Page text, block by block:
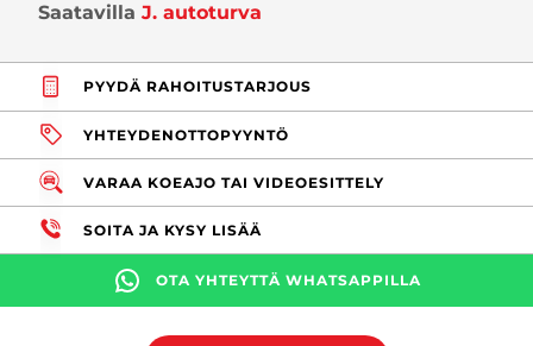
Saatavilla J. autoturva
PYYDÄ RAHOITUSTARJOUS
YHTEYDENOTTOPYYNTÖ
VARAA KOEAJO TAI VIDEOESITTELY
SOITA JA KYSY LISÄÄ
OTA YHTEYTTÄ WHATSAPPILLA